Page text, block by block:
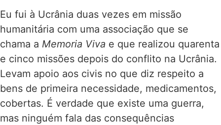
Eu fui à Ucrânia duas vezes em missão
humanitária com uma associação que se
chama a Memoria Viva e que realizou quarenta
e cinco missões depois do conflito na Ucrânia.
Levam apoio aos civis no que diz respeito a
bens de primeira necessidade, medicamentos,
cobertas. É verdade que existe uma guerra,
mas ninguém fala das consequências